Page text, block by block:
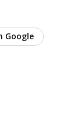
Google